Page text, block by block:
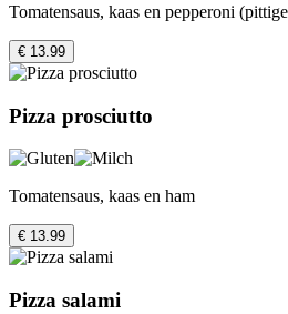
Tomatensaus, kaas en pepperoni
€ 13.99
Pizza prosciutto
Tomatensaus, kaas en ham
€ 13.99
Pizza salami